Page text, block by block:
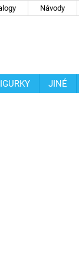
Návody
JINÉ